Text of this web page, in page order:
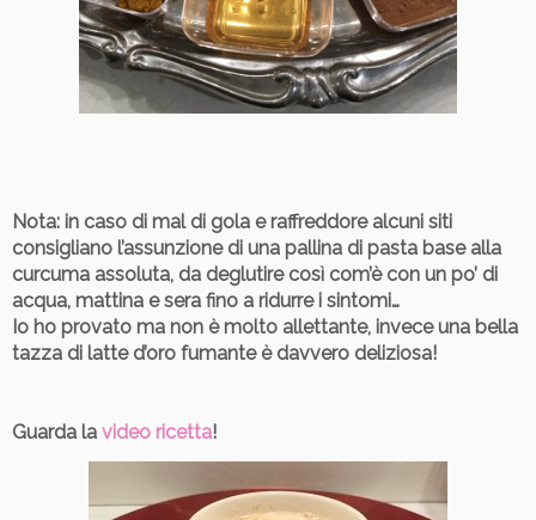
Nota: in caso di mal di gola e raffreddore alcuni siti
consigliano l’assunzione di una pallina di pasta base alla
curcuma assoluta, da deglutire così com’è con un po’ di
acqua, mattina e sera fino a ridurre i sintomi…
Io ho provato ma non è molto allettante, invece una bella
tazza di latte d’oro fumante è davvero deliziosa!
Guarda la video ricetta!